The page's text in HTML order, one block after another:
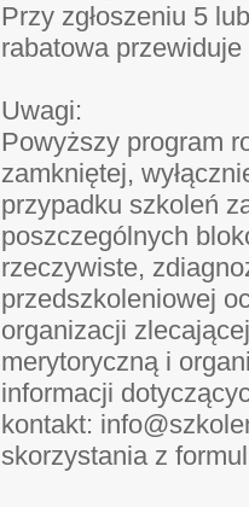
Przy zgłoszeniu 5
rabatowa
Uwagi:
Powyższy program
zamkniętej,
przypadku szkoleń
poszczególnych
rzeczywiste,
przedszkoleniowej
organizacji
merytoryczną i
informacji
kontakt:
skorzystania z